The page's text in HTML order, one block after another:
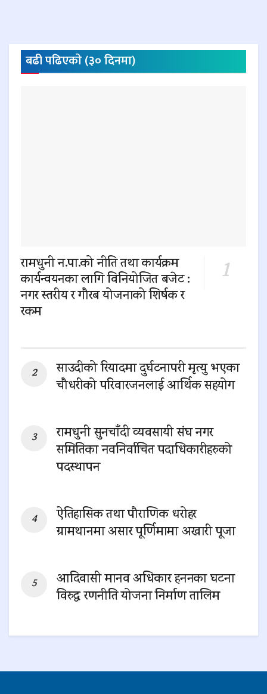
बढी पढिएकाे (३० दिनमा)
रामधुनी न.पा.को नीति तथा कार्यक्रम
कार्यन्वयनका लागि विनियोजित बजेट :
नगर स्तरीय र गौरब योजनाको शिर्षक र
रकम
साउदीको रियादमा दुर्घटनापरी मृत्यु भएका
चौधरीको परिवारजनलाई आर्थिक सहयोग
रामधुनी सुनचाँदी व्यवसायी संघ नगर
समितिका नवनिर्वाचित पदाधिकारीहरुको
पदस्थापन
ऐतिहासिक तथा पौराणिक धरोहर
ग्रामथानमा असार पूर्णिमामा अखारी पूजा
आदिवासी मानव अधिकार हननका घटना
विरुद्ध रणनीति योजना निर्माण तालिम